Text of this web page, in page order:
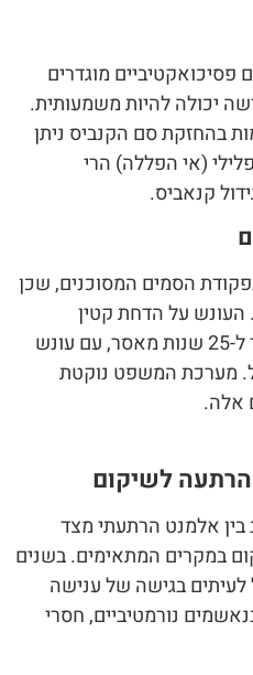
פסיכואקטיביים מוגדרים
יכולה להיות משמעותית.
בהחזקת סם הקנביס ניתן
(אי הפללה) הרי
קנאביס.
הסמים המסוכנים, שכן
העונש על הדחת קטין
לשימוש בסמים יכול להגיע עד ל-25 שנות מאסר, עם עונש
מערכת המשפט נוקטת
אלה.
לשיקום
אלמנט הרתעתי מצד
במקרים המתאימים. בשנים
בגישה של ענישה
נורמטיביים, חסרי